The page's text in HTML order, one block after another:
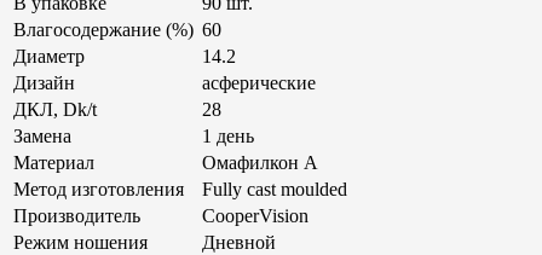
Влагосодержание (%) 60
Диаметр
14.2
Дизайн
асферические
ДКЛ, Dk/t
28
Замена
1 день
Материал
Омафилкон A
Метод изготовления
Fully cast moulded
Производитель
CooperVision
Режим ношения
Дневной